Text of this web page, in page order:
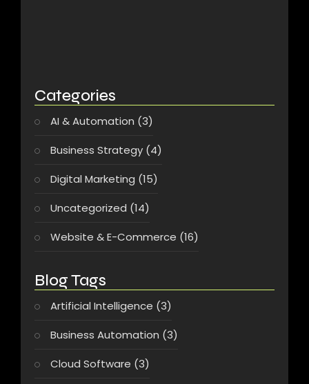
Categories
AI & Automation (3)
Business Strategy (4)
Digital Marketing (15)
Uncategorized (14)
Website & E-Commerce (16)
Blog Tags
Artificial Intelligence (3)
Business Automation (3)
Cloud Software (3)